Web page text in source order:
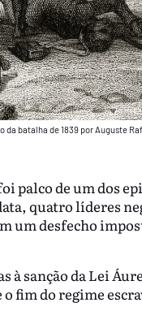
da batalha de 1839 por Auguste
palco de um dos
quatro líderes
um desfecho
sanção da Lei
fim do regime